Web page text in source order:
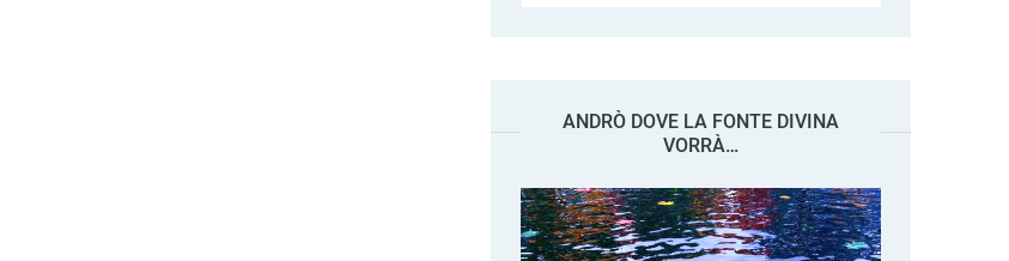
ANDRÒ DOVE LA FONTE DIVINA
VORRÀ…